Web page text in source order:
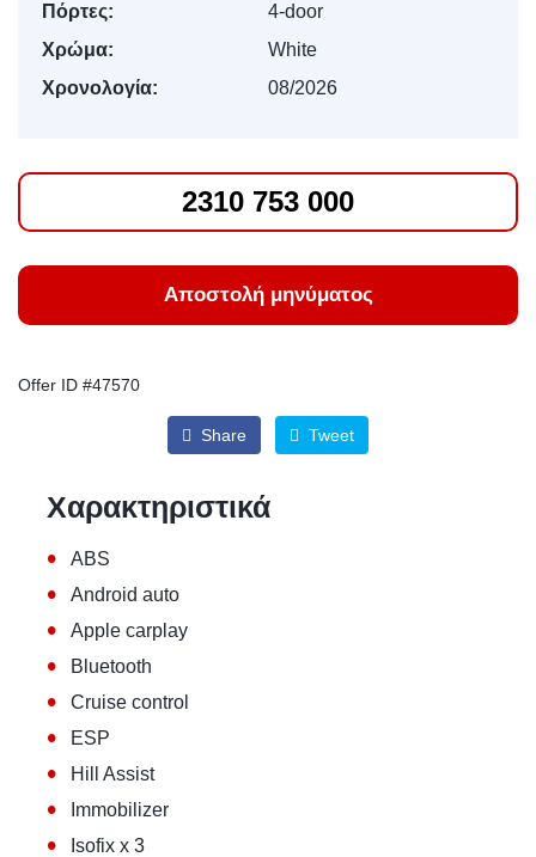
Πόρτες:
4-door
Χρώμα:
White
Χρονολογία:
08/2026
2310 753 000
Αποστολή μηνύματος
Offer ID #47570
Share Tweet
Χαρακτηριστικά
• ABS
• Android auto
• Apple carplay
• Bluetooth
• Cruise control
• ESP
• Hill Assist
• Immobilizer
• Isofix x 3